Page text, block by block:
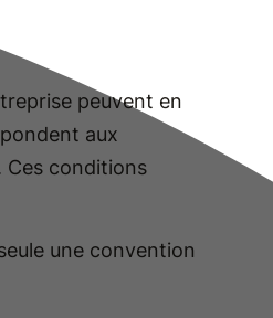
peuvent en
aux
Ces conditions
une convention